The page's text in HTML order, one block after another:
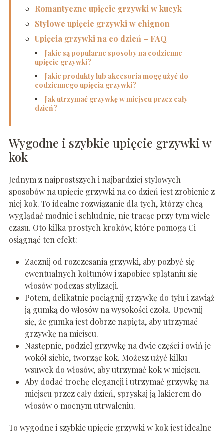
Romantyczne upięcie grzywki w kucyk
Stylowe upięcie grzywki w chignon
Upięcia grzywki na co dzień – FAQ
Jakie są popularne sposoby na codzienne
upięcie grzywki?
Jakie produkty lub akcesoria mogę użyć do
codziennego upięcia grzywki?
Jak utrzymać grzywkę w miejscu przez cały
dzień?
Wygodne i szybkie upięcie grzywki w
kok
Jednym z najprostszych i najbardziej stylowych
sposobów na upięcie grzywki na co dzień jest zrobienie z
niej kok. To idealne rozwiązanie dla tych, którzy chcą
wyglądać modnie i schludnie, nie tracąc przy tym wiele
czasu. Oto kilka prostych kroków, które pomogą Ci
osiągnąć ten efekt:
Zacznij od rozczesania grzywki, aby pozbyć się
ewentualnych kołtunów i zapobiec splątaniu się
włosów podczas stylizacji.
Potem, delikatnie pociągnij grzywkę do tyłu i zawiąż
ją gumką do włosów na wysokości czoła. Upewnij
się, że gumka jest dobrze napięta, aby utrzymać
grzywkę na miejscu.
Następnie, podziel grzywkę na dwie części i owiń je
wokół siebie, tworząc kok. Możesz użyć kilku
wsuwek do włosów, aby utrzymać kok w miejscu.
Aby dodać trochę elegancji i utrzymać grzywkę na
miejscu przez cały dzień, spryskaj ją lakierem do
włosów o mocnym utrwaleniu.
To wygodne i szybkie upięcie grzywki w kok jest idealne